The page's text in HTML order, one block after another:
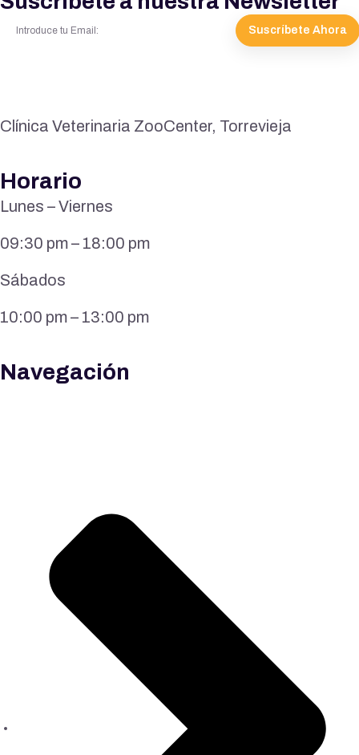
Suscríbete Ahora
Clínica Veterinaria ZooCenter, Torrevieja
Horario
Lunes – Viernes
09:30 pm – 18:00 pm
Sábados
10:00 pm – 13:00 pm
Navegación